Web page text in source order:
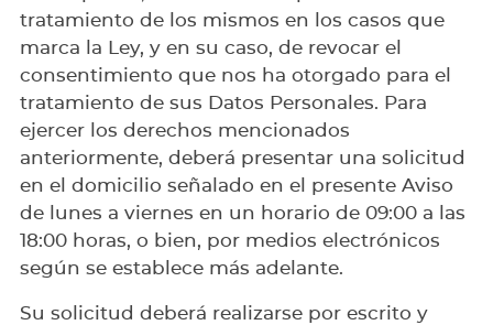
tratamiento de los mismos en los casos que
marca la Ley, y en su caso, de revocar el
consentimiento que nos ha otorgado para el
tratamiento de sus Datos Personales. Para
ejercer los derechos mencionados
anteriormente, deberá presentar una solicitud
en el domicilio señalado en el presente Aviso
de lunes a viernes en un horario de 09:00 a las
18:00 horas, o bien, por medios electrónicos
según se establece más adelante.
Su solicitud deberá realizarse por escrito y